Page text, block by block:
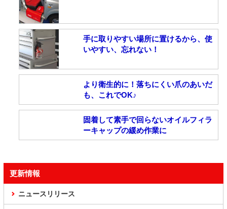
手に取りやすい場所に置けるから、使
いやすい、忘れない！
より衛生的に！落ちにくい爪のあいだ
も、これでOK♪
固着して素手で回らないオイルフィラ
ーキャップの緩め作業に
更新情報
ニュースリリース